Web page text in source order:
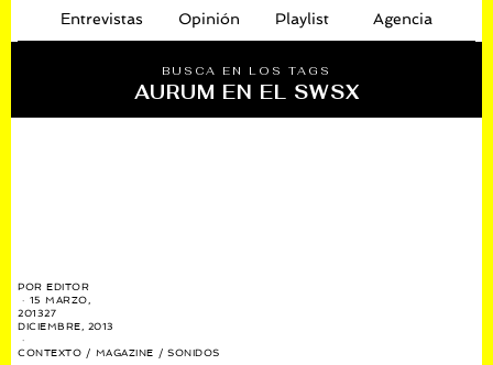
Entrevistas Opinión Playlist Agencia
BUSCA EN LOS TAGS
AURUM EN EL SWSX
POREDITOR
15 MARZO,
201327
DICIEMBRE, 2013
CONTEXTO / MAGAZINE / SONIDOS